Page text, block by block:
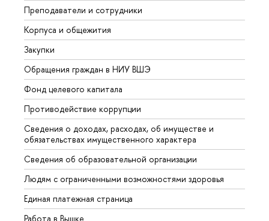
Преподаватели и сотрудники
Корпуса и общежития
Закупки
Обращения граждан в НИУ ВШЭ
Фонд целевого капитала
Противодействие коррупции
Сведения о доходах, расходах, об имуществе и
обязательствах имущественного характера
Сведения об образовательной организации
Людям с ограниченными возможностями здоровья
Единая платежная страница
Работа в Вышке